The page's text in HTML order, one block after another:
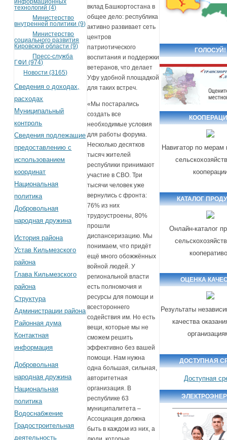
технологий (4)
Министерство
внутренней политики (9)
Министерство
социального развития
Кировской области (9)
Пресс-служба
ГФИ (974)
Новости (3165)
Сведения о доходах,
расходах
Муниципальный
контроль
Сведения подлежащие
предоставлению с
использованием
координат
Национальная
политика
Добровольная
народная дружина
История района
Устав Кильмезского
района
Глава Кильмезского
района
Структура
Администрации района
Районная дума
Контактная
информация
Добровольная
народная дружина
Национальная
политика
Водоснабжение
Градостроительная
деятельность
вклад Башкортостана в
общее дело: республика
активно развивает сеть
центров
патриотического
воспитания и поддержки
ветеранов, что делает
Уфу удобной площадкой
для таких встреч.
«Мы постарались
создать все
необходимые условия
для работы форума.
Несколько десятков
тысяч жителей
республики принимают
участие в СВО. Три
тысячи человек уже
вернулись с фронта:
76% из них
трудоустроены, 80%
прошли
диспансеризацию. Мы
понимаем, что придёт
ещё много обожжённых
войной людей. У
региональной власти
есть полномочия и
ресурсы для помощи и
всестороннего
содействия им. Но есть
вещи, которые мы не
сможем решить
эффективно без вашей
помощи. Нам нужна
одна большая, сильная,
авторитетная
организация. В
республике 63
муниципалитета –
Ассоциация должна
быть в каждом из них, а
ГОЛОСУЙ!
Навигатор по мерам
КАТАЛОГ
Онлайн-каталог
ОЦЕНКА
Результаты
качества
ДОСТУПНАЯ
Доступная